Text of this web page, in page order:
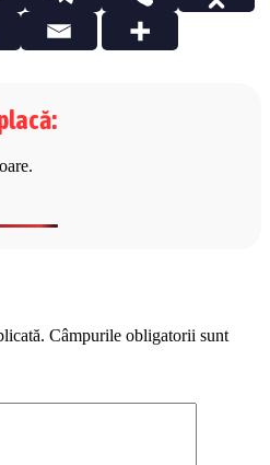
:
Câmpurile obligatorii sunt